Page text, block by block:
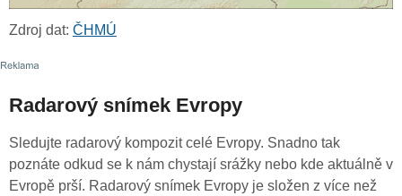
Zdroj dat: ČHMÚ
Radarový snímek Evropy
Sledujte radarový kompozit celé Evropy. Snadno tak
poznáte odkud se k nám chystají srážky nebo kde aktuálně v
Evropě prší. Radarový snímek Evropy je složen z více než